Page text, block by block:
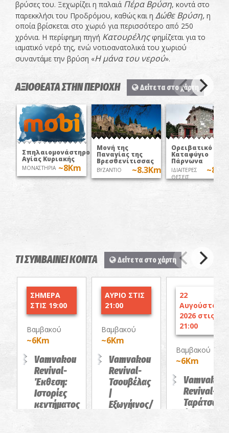
βρύσες του. Ξεχωρίζει η παλαιά Πέρα Βρύση, κοντά στο
παρεκκλήσι του Προδρόμου, καθώς και η Δώθε Βρύση, η
οποία βρίσκεται στο χωριό για περισσότερο από 250
χρόνια. Η περίφημη πηγή Κατουρέληςφημίζεται για το
ιαματικό νερό της, ενώ νοτιοανατολικά του χωριού
συναντάμε την βρύση «Η μάνα του νερού».
ΑΞΙΟΘΕΑΤΑ ΣΤΗΝ ΠΕΡΙΟΧΗ Δείτε τα στο χάρτη
Σπηλαιομονάστηρο
Αγίας Κυριακής
ΜΟΝΑΣΤΗΡΙΑ ~8Km
Μονή της
Παναγίας της
Βρεσθενίτισσας
ΒΥΖΑΝΤΙΟ ~8.3Km
Ορειβατικό
Καταφύγιο
Πάρνωνα
ΙΔΙΑΙΤΕΡΕΣ
ΘΕΣΕΙΣ
ΤΙ ΣΥΜΒΑΙΝΕΙ ΚΟΝΤΑ Δείτε τα στο χάρτη
ΣΗΜΕΡΑ
ΣΤΙΣ 19:00
Βαμβακού
~6Km
Vamvakou
Revival-
Έκθεση:
Ιστορίες
κεντήματος
ΑΥΡΙΟ ΣΤΙΣ
21:00
Βαμβακού
~6Km
Vamvakou
Revival-
Τσουβέλας
|
Εξωγήινος/
22
Αυγούστου
2026 στις
21:00
Βαμβακού
~6Km
Vamvakou
Revival-
Ταράτσα
party στο